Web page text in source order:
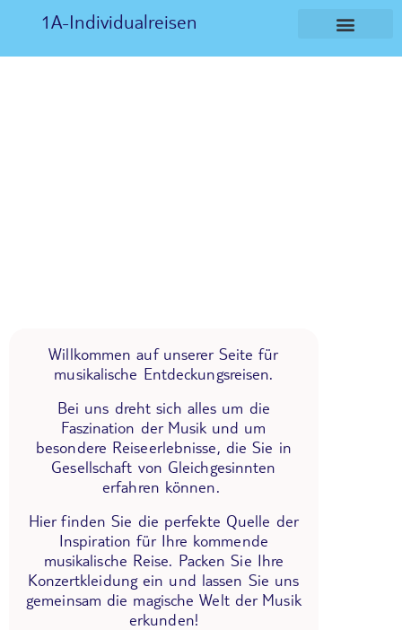
1A-Individualreisen
Willkommen auf unserer Seite für
musikalische Entdeckungsreisen.
Bei uns dreht sich alles um die
Faszination der Musik und um
besondere Reiseerlebnisse, die Sie in
Gesellschaft von Gleichgesinnten
erfahren können.
Hier finden Sie die perfekte Quelle der
Inspiration für Ihre kommende
musikalische Reise. Packen Sie Ihre
Konzertkleidung ein und lassen Sie uns
gemeinsam die magische Welt der Musik
erkunden!